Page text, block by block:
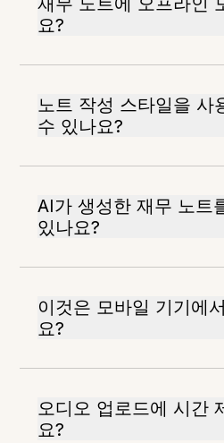
요?
노트 작성 스타일을 사
수 있나요?
AI가 생성한 재무 노트
있나요?
이것은 모바일 기기에
요?
오디오 업로드에 시간
요?